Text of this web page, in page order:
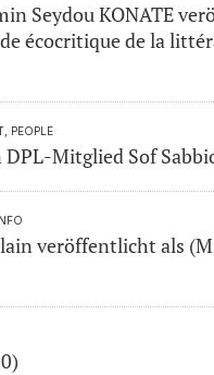
Seydou KONATE
écocritique de la
PEOPLE
Mitglied Sof
veröffentlicht als